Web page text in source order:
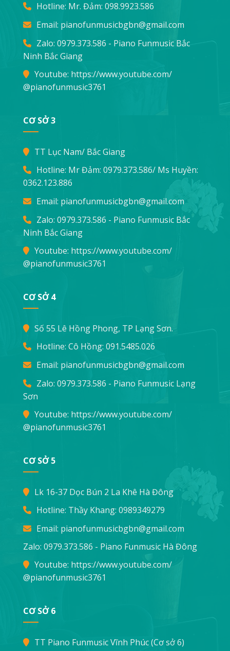
Hotline: Mr. Đảm: 098.9923.586
Email: pianofunmusicbgbn@gmail.com
Zalo: 0979.373.586 - Piano Funmusic Bắc
Ninh Bắc Giang
Youtube: https://www.youtube.com/
@pianofunmusic3761
CƠ SỞ 3
TT Lục Nam/ Bắc Giang
Hotline: Mr Đảm: 0979.373.586/ Ms Huyền:
0362.123.886
Email: pianofunmusicbgbn@gmail.com
Zalo: 0979.373.586 - Piano Funmusic Bắc
Ninh Bắc Giang
Youtube: https://www.youtube.com/
@pianofunmusic3761
CƠ SỞ 4
Số 55 Lê Hồng Phong, TP Lạng Sơn.
Hotline: Cô Hồng: 091.5485.026
Email: pianofunmusicbgbn@gmail.com
Zalo: 0979.373.586 - Piano Funmusic Lạng
Sơn
Youtube: https://www.youtube.com/
@pianofunmusic3761
CƠ SỞ 5
Lk 16-37 Dọc Bún 2 La Khê Hà Đông
Hotline: Thầy Khang: 0989349279
Email: pianofunmusicbgbn@gmail.com
Zalo: 0979.373.586 - Piano Funmusic Hà Đông
Youtube: https://www.youtube.com/
@pianofunmusic3761
CƠ SỞ 6
TT Piano Funmusic Vĩnh Phúc (Cơ sở 6)